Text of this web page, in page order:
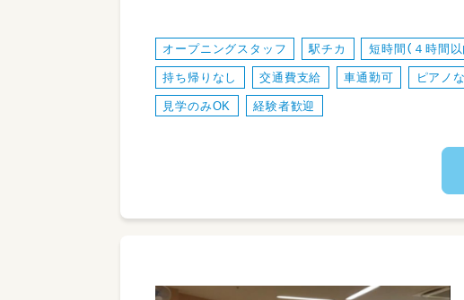
オープニングスタッフ 駅チカ 短時間（４時間以
持ち帰りなし 交通費支給 車通勤可 ピアノ
見学のみOK 経験者歓迎